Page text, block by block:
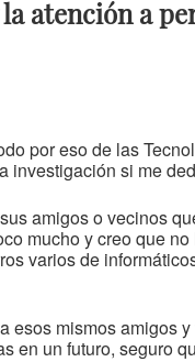
atención a
por eso de las
investigación si me
amigos o vecinos
mucho y creo que
varios de
esos mismos amigos
en un futuro, seguro